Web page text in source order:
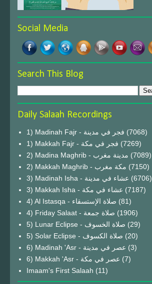
Social Media
Search This Blog
Daily Salaah Recordings
1) Madinah Fajr - فجر في مدينة (7068)
1) Makkah Fajr - فجر في مكة (7269)
2) Madina Maghrib - مدينة مغرب (7089)
2) Makkah Maghrib - مكة مغرب (7150)
3) Madinah Isha - عشاء في مدينة (6706)
3) Makkah Isha - عشاء في مكة (7187)
4) Al Istasqa - صلاة الإستسقاء (81)
4) Friday Salaat - صلاة جمعة (1906)
5) Lunar Eclipse - صلاة الخسوف (29)
(20)
6) Madinah 'Asr - عصر في مدينة (3)
6) Makkah 'Asr - عصر في مكة (7)
Imaam's First Salaah (11)